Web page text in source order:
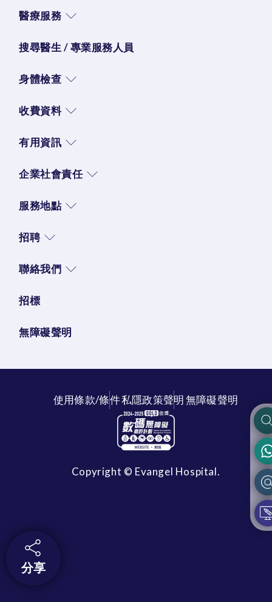
醫療服務
搜尋醫生 / 專業服務人員
身體檢查
收費資料
有用資訊
企業社會責任
服務地點
招聘
聯絡我們
招標
無障礙聲明
使用條款/條件私隱政策聲明無障礙聲明
Copyright © Evangel Hospital.
分享